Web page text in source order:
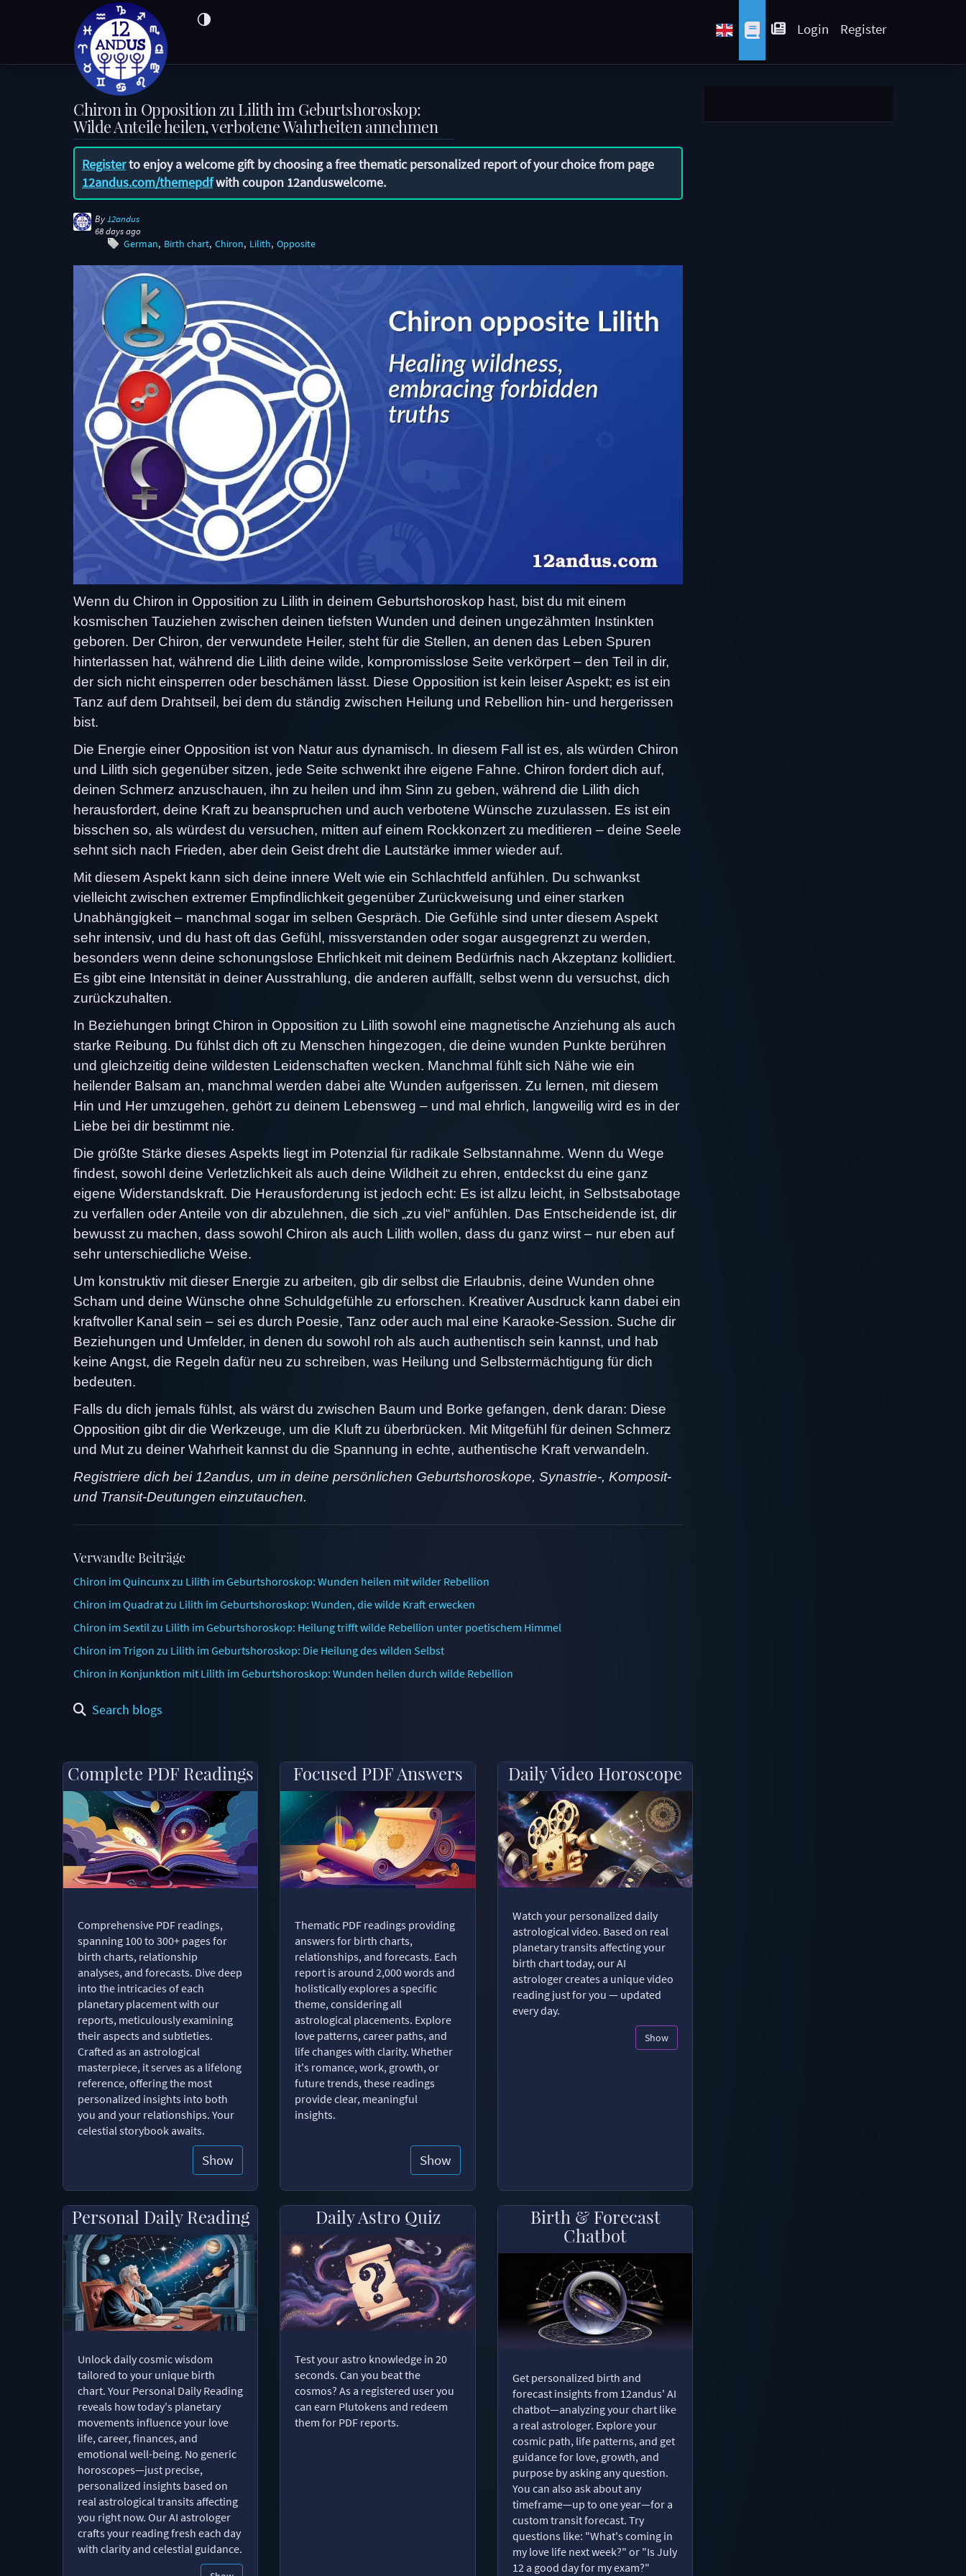
Login Register
Chiron in Opposition zu Lilith im Geburtshoroskop:
Wilde Anteile heilen, verbotene Wahrheiten annehmen
Registerto enjoy a welcome gift by choosing a free thematic personalized report of your choice from page
12andus.com/themepdfwith coupon 12anduswelcome.
By 12andus
68 days ago
German Birth chart Chiron Lilith Opposite
Wenn du Chiron in Opposition zu Lilith in deinem Geburtshoroskop hast, bist du mit einem
kosmischen Tauziehen zwischen deinen tiefsten Wunden und deinen ungezähmten Instinkten
geboren. Der Chiron, der verwundete Heiler, steht für die Stellen, an denen das Leben Spuren
hinterlassen hat, während die Lilith deine wilde, kompromisslose Seite verkörpert – den Teil in dir,
der sich nicht einsperren oder beschämen lässt. Diese Opposition ist kein leiser Aspekt; es ist ein
Tanz auf dem Drahtseil, bei dem du ständig zwischen Heilung und Rebellion hin- und hergerissen
bist.
Die Energie einer Opposition ist von Natur aus dynamisch. In diesem Fall ist es, als würden Chiron
und Lilith sich gegenüber sitzen, jede Seite schwenkt ihre eigene Fahne. Chiron fordert dich auf,
deinen Schmerz anzuschauen, ihn zu heilen und ihm Sinn zu geben, während die Lilith dich
herausfordert, deine Kraft zu beanspruchen und auch verbotene Wünsche zuzulassen. Es ist ein
bisschen so, als würdest du versuchen, mitten auf einem Rockkonzert zu meditieren – deine Seele
sehnt sich nach Frieden, aber dein Geist dreht die Lautstärke immer wieder auf.
Mit diesem Aspekt kann sich deine innere Welt wie ein Schlachtfeld anfühlen. Du schwankst
vielleicht zwischen extremer Empfindlichkeit gegenüber Zurückweisung und einer starken
Unabhängigkeit – manchmal sogar im selben Gespräch. Die Gefühle sind unter diesem Aspekt
sehr intensiv, und du hast oft das Gefühl, missverstanden oder sogar ausgegrenzt zu werden,
besonders wenn deine schonungslose Ehrlichkeit mit deinem Bedürfnis nach Akzeptanz kollidiert.
Es gibt eine Intensität in deiner Ausstrahlung, die anderen auffällt, selbst wenn du versuchst, dich
zurückzuhalten.
In Beziehungen bringt Chiron in Opposition zu Lilith sowohl eine magnetische Anziehung als auch
starke Reibung. Du fühlst dich oft zu Menschen hingezogen, die deine wunden Punkte berühren
und gleichzeitig deine wildesten Leidenschaften wecken. Manchmal fühlt sich Nähe wie ein
heilender Balsam an, manchmal werden dabei alte Wunden aufgerissen. Zu lernen, mit diesem
Hin und Her umzugehen, gehört zu deinem Lebensweg – und mal ehrlich, langweilig wird es in der
Liebe bei dir bestimmt nie.
Die größte Stärke dieses Aspekts liegt im Potenzial für radikale Selbstannahme. Wenn du Wege
findest, sowohl deine Verletzlichkeit als auch deine Wildheit zu ehren, entdeckst du eine ganz
eigene Widerstandskraft. Die Herausforderung ist jedoch echt: Es ist allzu leicht, in Selbstsabotage
zu verfallen oder Anteile von dir abzulehnen, die sich „zu viel“ anfühlen. Das Entscheidende ist, dir
bewusst zu machen, dass sowohl Chiron als auch Lilith wollen, dass du ganz wirst – nur eben auf
sehr unterschiedliche Weise.
Um konstruktiv mit dieser Energie zu arbeiten, gib dir selbst die Erlaubnis, deine Wunden ohne
Scham und deine Wünsche ohne Schuldgefühle zu erforschen. Kreativer Ausdruck kann dabei ein
kraftvoller Kanal sein – sei es durch Poesie, Tanz oder auch mal eine Karaoke-Session. Suche dir
Beziehungen und Umfelder, in denen du sowohl roh als auch authentisch sein kannst, und hab
keine Angst, die Regeln dafür neu zu schreiben, was Heilung und Selbstermächtigung für dich
bedeuten.
Falls du dich jemals fühlst, als wärst du zwischen Baum und Borke gefangen, denk daran: Diese
Opposition gibt dir die Werkzeuge, um die Kluft zu überbrücken. Mit Mitgefühl für deinen Schmerz
und Mut zu deiner Wahrheit kannst du die Spannung in echte, authentische Kraft verwandeln.
Registriere dich bei 12andus, um in deine persönlichen Geburtshoroskope, Synastrie-, Komposit-
und Transit-Deutungen einzutauchen.
Verwandte Beiträge
Chiron im Quincunx zu Lilith im Geburtshoroskop: Wunden heilen mit wilder Rebellion
Chiron im Quadrat zu Lilith im Geburtshoroskop: Wunden, die wilde Kraft erwecken
Chiron im Sextil zu Lilith im Geburtshoroskop: Heilung trifft wilde Rebellion unter poetischem Himmel
Chiron im Trigon zu Lilith im Geburtshoroskop: Die Heilung des wilden Selbst
Chiron in Konjunktion mit Lilith im Geburtshoroskop: Wunden heilen durch wilde Rebellion
Search blogs
Complete PDF Readings
Comprehensive PDF readings,
spanning 100 to 300+ pages for
birth charts, relationship
analyses, and forecasts. Dive deep
into the intricacies of each
planetary placement with our
reports, meticulously examining
their aspects and subtleties.
Crafted as an astrological
masterpiece, it serves as a lifelong
reference, offering the most
personalized insights into both
you and your relationships. Your
celestial storybook awaits.
Show
Focused PDF Answers
Thematic PDF readings providing
answers for birth charts,
relationships, and forecasts. Each
report is around 2,000 words and
holistically explores a specific
theme, considering all
astrological placements. Explore
love patterns, career paths, and
life changes with clarity. Whether
it's romance, work, growth, or
future trends, these readings
provide clear, meaningful
insights.
Show
Daily Video Horoscope
Watch your personalized daily
astrological video. Based on real
planetary transits affecting your
birth chart today, our AI
astrologer creates a unique video
reading just for you — updated
every day.
Show
Personal Daily Reading
Unlock daily cosmic wisdom
tailored to your unique birth
chart. Your Personal Daily Reading
reveals how today's planetary
movements influence your love
life, career, finances, and
emotional well-being. No generic
horoscopes—just precise,
personalized insights based on
real astrological transits affecting
you right now. Our AI astrologer
crafts your reading fresh each day
with clarity and celestial guidance.
Daily Astro Quiz
Test your astro knowledge in 20
seconds. Can you beat the
cosmos? As a registered user you
can earn Plutokens and redeem
them for PDF reports.
Birth & Forecast
Chatbot
Get personalized birth and
forecast insights from 12andus' AI
chatbot—analyzing your chart like
a real astrologer. Explore your
cosmic path, life patterns, and get
guidance for love, growth, and
purpose by asking any question.
You can also ask about any
timeframe—up to one year—for a
custom transit forecast. Try
questions like: "What's coming in
my love life next week?" or "Is July
12 a good day for my exam?"